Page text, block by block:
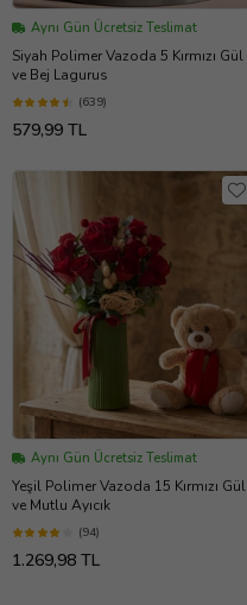
Aynı Gün Ücretsiz Teslimat
Siyah Polimer Vazoda 5 Kırmızı Gül
ve Bej Lagurus
(639)
579,99 TL
Aynı Gün Ücretsiz Teslimat
Yeşil Polimer Vazoda 15 Kırmızı Gül
ve Mutlu Ayıcık
(94)
1.269,98 TL